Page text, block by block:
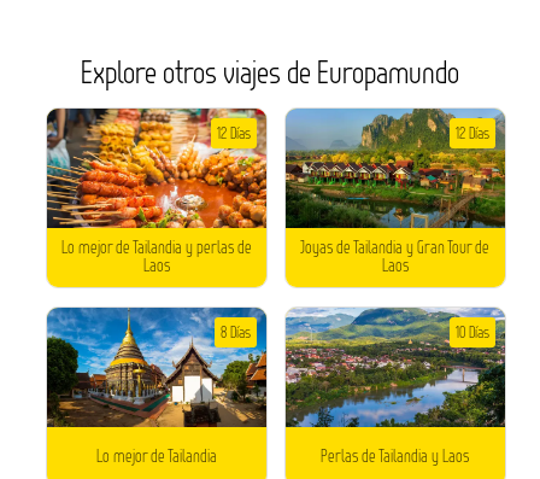
Explore otros viajes de Europamundo
Lo mejor de Tailandia y perlas de
Laos
12 Días
Joyas de Tailandia y Gran Tour de
Laos
12 Días
Lo mejor de Tailandia
8 Días
Perlas de Tailandia y Laos
10 Días